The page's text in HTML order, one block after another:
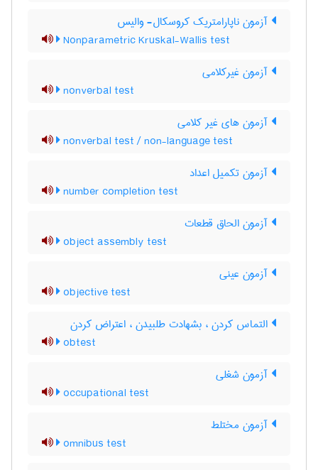
آزمون ناپارامتریک کروسکال- والیس
Nonparametric Kruskal-Wallis test
آزمون غیرکلامی
nonverbal test
آزمون های غیر کلامی
nonverbal test / non-language test
آزمون تکمیل اعداد
number completion test
آزمون الحاق قطعات
object assembly test
آزمون عینی
objective test
التماس کردن ، بشهادت طلبیدن ، اعتراض کردن
obtest
آزمون شغلی
occupational test
آزمون مختلط
omnibus test